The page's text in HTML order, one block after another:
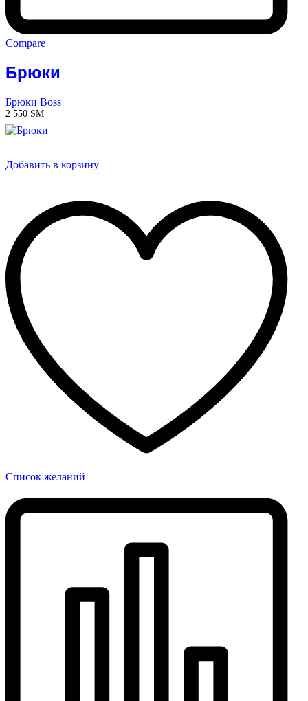
Compare
Брюки
Брюки Boss
2 550 ЅМ
Добавить в корзину
Список желаний